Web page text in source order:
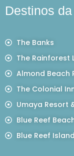
Destinos
The Banks
The Rainforest
Almond Beach
The Colonial
Umaya Resort
Blue Reef
Blue Reef Island